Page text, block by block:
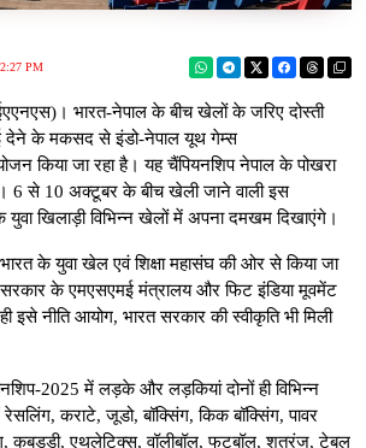
PM
भारत-नेपाल के बीच खेलों के जरिए दोस्ती
देने के मकसद से इंडो-नेपाल यूथ गेम्स
किया जा रहा है। यह चैंपियनशिप नेपाल के पोखरा
6 से 10 अक्टूबर के बीच खेली जाने वाली इस
के युवा खिलाड़ी विभिन्न खेलों में अपना दमखम दिखाएंगे।
के युवा खेल एवं शिक्षा महासंघ की ओर से किया जा
सरकार के एमएसएमई मंत्रालय और फिट इंडिया मूवमेंट
इसे नीति आयोग, भारत सरकार की स्वीकृति भी मिली
2025 में लड़के और लड़कियां दोनों ही विभिन्न
कराटे, जूडो, बॉक्सिंग, किक बॉक्सिंग, पावर
कबड्डी, एथलेटिक्स, वॉलीबॉल, फुटबॉल, शतरंज, टेबल